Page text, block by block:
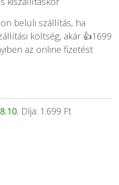
belüli szállítás, ha
költség, akár 👍1699
az online fizetést
Díja: 1.699 Ft